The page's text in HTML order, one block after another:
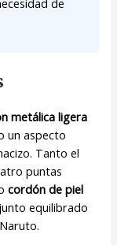
metálica ligera
un aspecto
Tanto el
puntas
cordón de piel
equilibrado